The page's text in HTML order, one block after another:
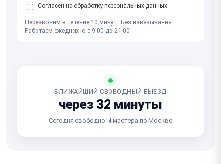
Согласен на обработку персональных данных
Перезвоним в течение 10 минут · Без навязывания ·
Работаем ежедневно с 9:00 до 21:00
БЛИЖАЙШИЙ СВОБОДНЫЙ ВЫЕЗД
через 32 минуты
Сегодня свободно: 4 мастера по Москве